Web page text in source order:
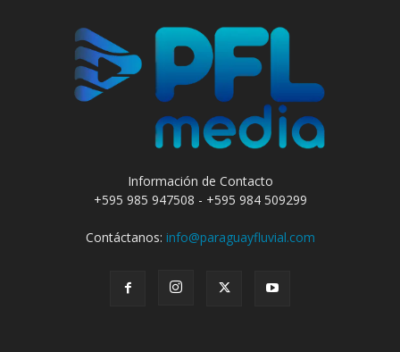
Información de Contacto
+595 985 947508 - +595 984 509299
Contáctanos: info@paraguayfluvial.com